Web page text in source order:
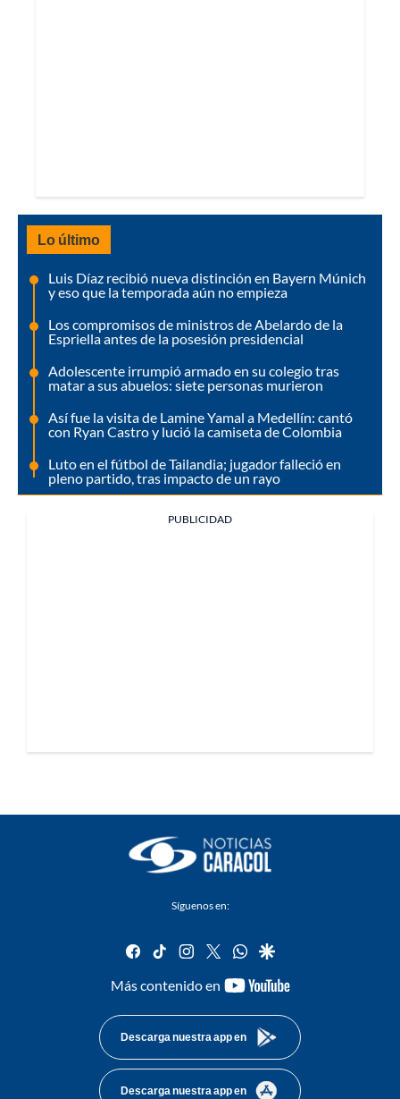
Lo último
Luis Díaz recibió nueva distinción en Bayern Múnich
y eso que la temporada aún no empieza
Los compromisos de ministros de Abelardo de la
Espriella antes de la posesión presidencial
Adolescente irrumpió armado en su colegio tras
matar a sus abuelos: siete personas murieron
Así fue la visita de Lamine Yamal a Medellín: cantó
con Ryan Castro y lució la camiseta de Colombia
Luto en el fútbol de Tailandia; jugador falleció en
pleno partido, tras impacto de un rayo
PUBLICIDAD
Síguenos en:
facebook
tiktok instagram
twitterwhatsapp
google
Más contenido en
youtube-
Descarga nuestra app en
Descarga nuestra app en